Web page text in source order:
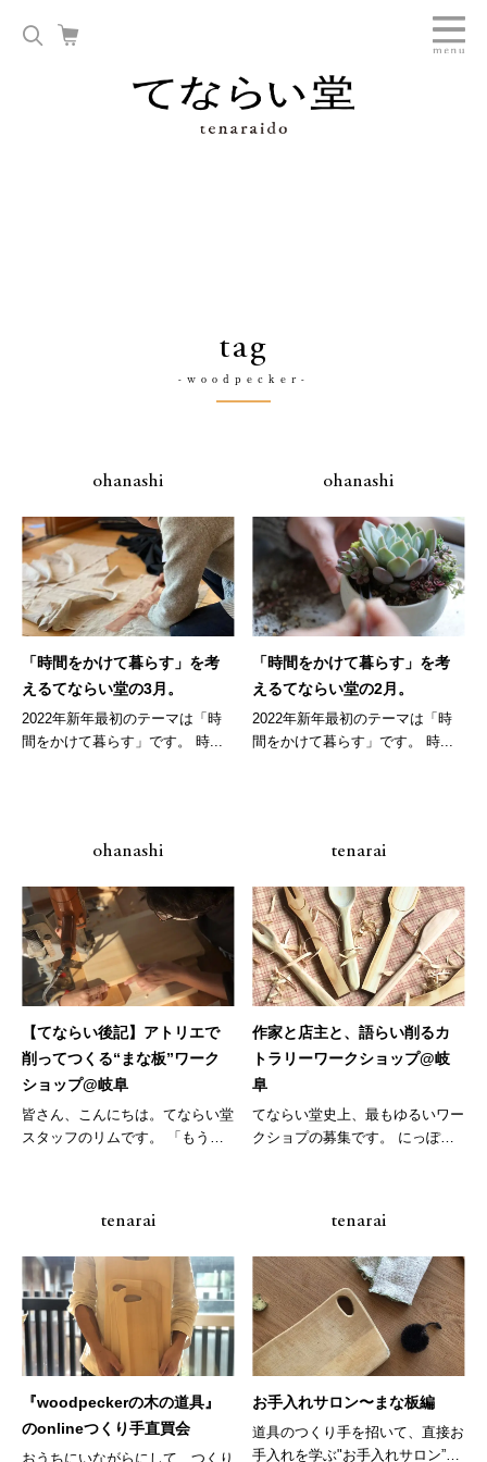
tag
-woodpecker-
ohanashi
「時間をかけて暮らす」を考
えるてならい堂の3月。
2022年新年最初のテーマは「時
間をかけて暮らす」です。 時...
ohanashi
「時間をかけて暮らす」を考
えるてならい堂の2月。
2022年新年最初のテーマは「時
間をかけて暮らす」です。 時...
ohanashi
【てならい後記】アトリエで
削ってつくる“まな板”ワーク
ショップ@岐阜
皆さん、こんにちは。てならい堂
スタッフのリムです。 「もう冬
tenarai
作家と店主と、語らい削るカ
トラリーワークショップ@岐
阜
てならい堂史上、最もゆるいワー
クショプの募集です。 にっぽ
tenarai
『woodpeckerの木の道具』
のonlineつくり手直買会
おうちにいながらにして、つくり
tenarai
お手入れサロン〜まな板編
道具のつくり手を招いて、直接お
手入れを学ぶ"お手入れサロン”。